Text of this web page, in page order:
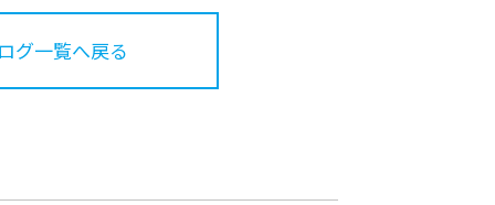
グ一覧へ戻る